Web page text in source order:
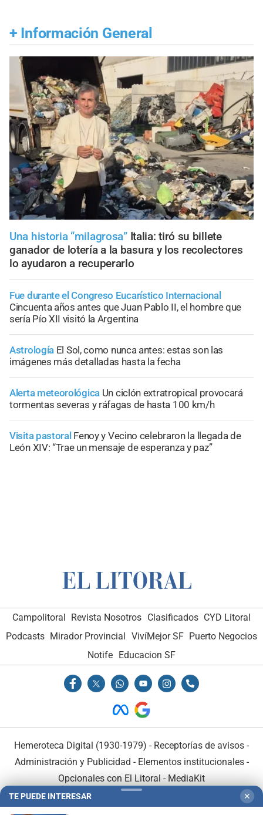
+ Información General
Una historia “milagrosa” Italia: tiró su billete
ganador de lotería a la basura y los recolectores
lo ayudaron a recuperarlo
Fue durante el Congreso Eucarístico Internacional
Cincuenta años antes que Juan Pablo II, el hombre que
sería Pío XII visitó la Argentina
Astrología El Sol, como nunca antes: estas son las
imágenes más detalladas hasta la fecha
Alerta meteorológica Un ciclón extratropical provocará
tormentas severas y ráfagas de hasta 100 km/h
Visita pastoral Fenoy y Vecino celebraron la llegada de
León XIV: “Trae un mensaje de esperanza y paz”
Campolitoral Revista Nosotros Clasificados CYD Litoral
Podcasts Mirador Provincial VivíMejor SF Puerto Negocios
Notife Educacion SF
Hemeroteca Digital (1930-1979) - Receptorías de avisos -
Administración y Publicidad - Elementos institucionales-
Opcionales con El Litoral - MediaKit
TE PUEDE INTERESAR ✕